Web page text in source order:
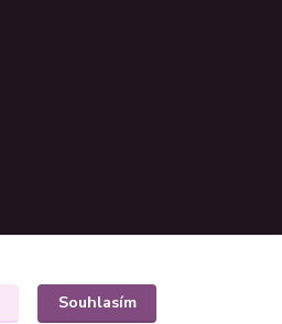
Souhlasím